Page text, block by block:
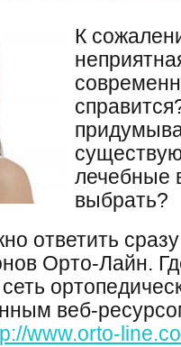
К
лечебные
выбрать?
ответить
Орто-Лайн.
веб-
www.orto-